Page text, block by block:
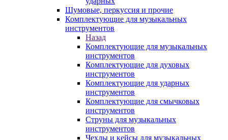
Шумовые, перкуссия и прочие
Комплектующие для музыкальных
инструментов
Назад
Комплектующие для музыкальных
инструментов
Комплектующие для духовых
инструментов
Комплектующие для ударных
инструментов
Комплектующие для смычковых
инструментов
Струны для музыкальных
инструментов
Чехлы и кейсы для музыкальных